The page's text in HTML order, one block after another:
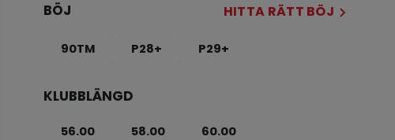
BÖJ HITTA RÄTT BÖJ
90TM P28+ P29+
KLUBBLÄNGD
56.00 58.00 60.00